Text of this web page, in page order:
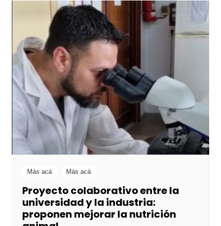
Más acá Más acá
Proyecto colaborativo entre la
universidad y la industria:
proponen mejorar la nutrición